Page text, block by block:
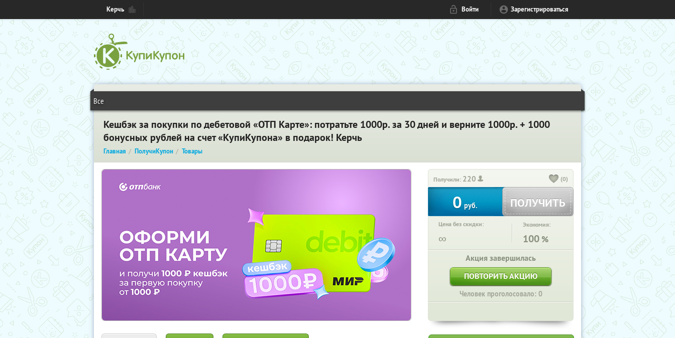
Керчь Войти Зарегистрироваться
Все
Кешбэк за покупки по дебетовой «ОТП Карте»: потратьте 1000р. за 30 дней и верните 1000р. + 1000
бонусных рублей на счет «КупиКупона» в подарок! Керчь
Главная ПолучиКупон Товары
Получили: 220 (0)
0 руб. ПОЛУЧИТЬ
Цена без скидки:
∞
Экономия:
100 %
Акция завершилась
ПОВТОРИТЬ АКЦИЮ
Человек проголосовало: 0